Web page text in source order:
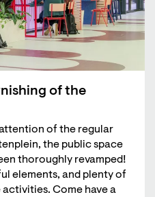
of the
of the regular
the public space
thoroughly revamped!
elements, and plenty of
Come have a